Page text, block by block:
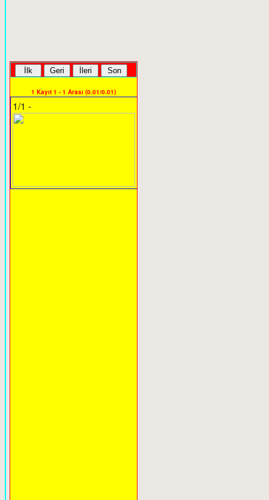
1 Kayıt 1 - 1 Arası (0.01/0.01)
1/1 -